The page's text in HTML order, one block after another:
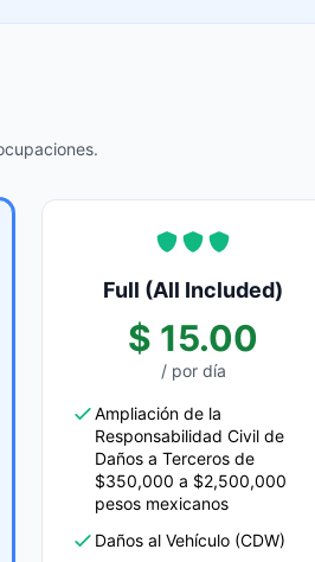
Full (All Included)
$ 15.00
/ por día
Ampliación de la
Responsabilidad Civil de
Daños a Terceros de
$350,000 a $2,500,000
pesos mexicanos
Daños al Vehículo (CDW)